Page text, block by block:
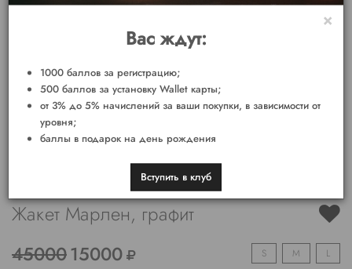
Жакет Марлен, графит
4500015000 S M L
×
Вас ждут:
1000 баллов за регистрацию;
500 баллов за установку Wallet карты;
от 3% до 5% начислений за ваши покупки, в зависимости от
уровня;
баллы в подарок на день рождения
Вступить в клуб